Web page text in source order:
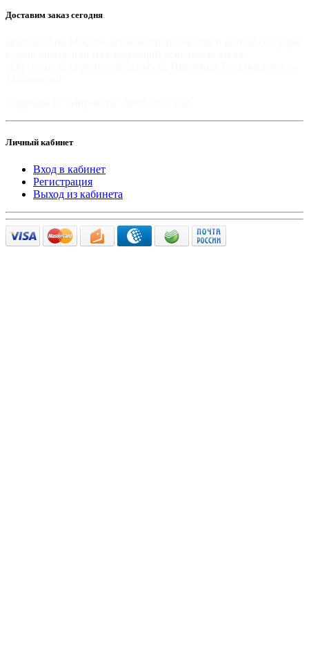
Доставим заказ сегодня
Личный кабинет
Вход в кабинет
Регистрация
Выход из кабинета